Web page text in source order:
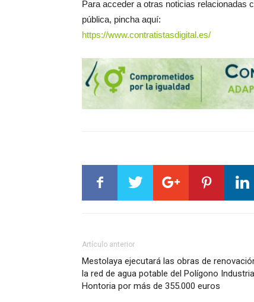
Para acceder a otras noticias relacionadas
pública, pincha aquí:
https://www.contratistasdigital.es/
Artículo anterior
Mestolaya ejecutará las obras de
la red de agua potable del Polígono
Hontoria por más de 355.000 euros